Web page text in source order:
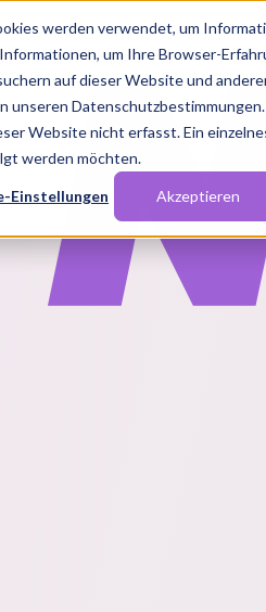
werden verwendet, um
um Ihre Browser-
auf dieser Website und
unseren Datenschutzbestimmungen.
Website nicht erfasst. Ein
werden möchten.
Einstellungen Akzeptieren